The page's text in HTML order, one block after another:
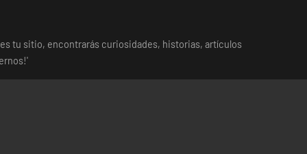
tu sitio, encontrarás curiosidades, historias, artículos